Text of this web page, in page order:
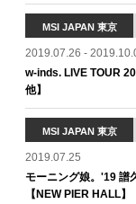
MSI JAPAN 東京
2019.07.26 -
w-inds. LIVE TOUR
他】
MSI JAPAN 東京
2019.07.25
モーニング娘。'19 譜
【NEW PIER HALL】